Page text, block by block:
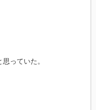
っていた。